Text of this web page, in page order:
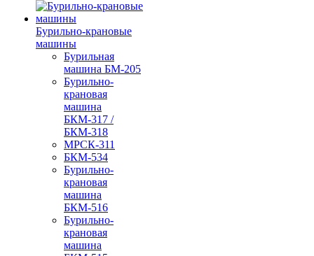
Бурильно-крановые
машины
Бурильная
машина БМ-205
Бурильно-
крановая
машина
БКМ-317 /
БКМ-318
МРСК-311
БКМ-534
Бурильно-
крановая
машина
БКМ-516
Бурильно-
крановая
машина